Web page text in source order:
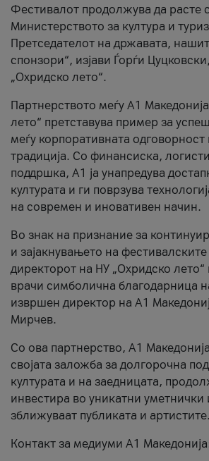
Фестивалот продолжува да расте
Министерството за култура и
Претседателот на државата,
спонзори“, изјави Ѓорѓи
„Охридско лето“.
Партнерството меѓу A1
лето“ претставува пример за
меѓу корпоративната одговорност
традиција. Со финансиска,
поддршка, A1 ја унапредува
културата и ги поврзува
на современ и иновативен начин.
Во знак на признание за
и зајакнувањето на
директорот на НУ „Охридско лето“
врачи симболична благодарница
извршен директор на A1
Мирчев.
Со ова партнерство, A1
својата заложба за долгорочна
културата и на заедницата,
инвестира во уникатни уметнички
зближуваат публиката и артистите.
Контакт за медиуми А1